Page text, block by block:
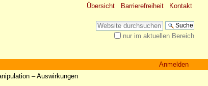
Übersicht Barrierefreiheit Kontakt
Website durchsuchen
nur im aktuellen Bereich
Anmelden
– Auswirkungen